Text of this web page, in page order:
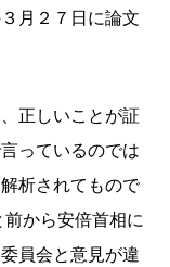
月２７日に論文
正しいことが証
っているのでは
析されてもので
から安倍首相に
員会と意見が違